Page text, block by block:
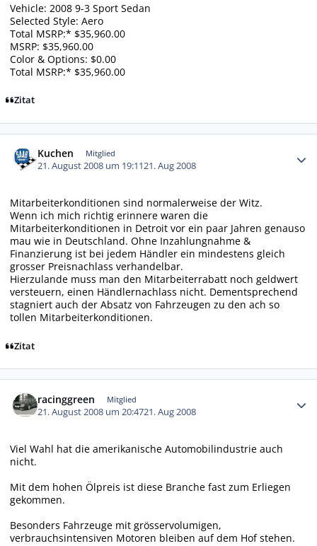
Vehicle: 2008 9-3 Sport Sedan
Selected Style: Aero
Total MSRP:* $35,960.00
MSRP: $35,960.00
Color & Options: $0.00
Total MSRP:* $35,960.00
Zitat
Kuchen Mitglied
21. August 2008 um 19:1121. Aug 2008
Mitarbeiterkonditionen sind normalerweise der Witz.
Wenn ich mich richtig erinnere waren die
Mitarbeiterkonditionen in Detroit vor ein paar Jahren genauso
mau wie in Deutschland. Ohne Inzahlungnahme &
Finanzierung ist bei jedem Händler ein mindestens gleich
grosser Preisnachlass verhandelbar.
Hierzulande muss man den Mitarbeiterrabatt noch geldwert
versteuern, einen Händlernachlass nicht. Dementsprechend
stagniert auch der Absatz von Fahrzeugen zu den ach so
tollen Mitarbeiterkonditionen.
Zitat
racinggreen Mitglied
21. August 2008 um 20:4721. Aug 2008
Viel Wahl hat die amerikanische Automobilindustrie auch
nicht.
Mit dem hohen Ölpreis ist diese Branche fast zum Erliegen
gekommen.
Besonders Fahrzeuge mit grösservolumigen,
verbrauchsintensiven Motoren bleiben auf dem Hof stehen.